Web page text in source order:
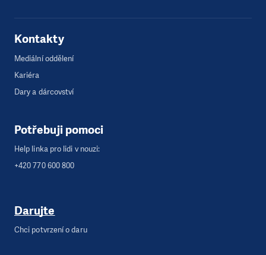
Kontakty
Mediální oddělení
Kariéra
Dary a dárcovství
Potřebuji pomoci
Help linka pro lidi v nouzi:
+420 770 600 800
Darujte
Chci potvrzení o daru